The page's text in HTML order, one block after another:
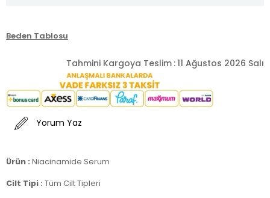
Beden Tablosu
Tahmini Kargoya Teslim :11 Ağustos 2026 Salı
Yorum Yaz
Ürün : Niacinamide Serum
Cilt Tipi : Tüm Cilt Tipleri